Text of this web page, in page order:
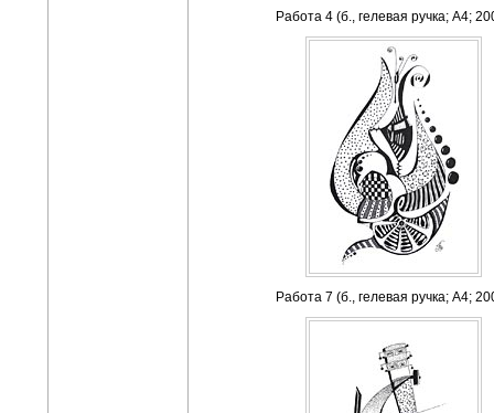
Работа 4 (б., гелевая ручка; А4;
Работа 7 (б., гелевая ручка; А4;